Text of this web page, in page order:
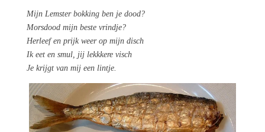
Mijn Lemster bokking ben je dood?
Morsdood mijn beste vrindje?
Herleef en prijk weer op mijn disch
Ik eet en smul, jij lekkkere visch
Je krijgt van mij een lintje.